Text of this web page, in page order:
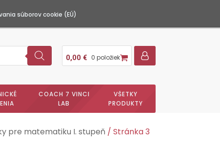
súborov cookie (EÚ)
0,00 € 0 položiek
COACH 7 VINCI
LAB
VŠETKY
PRODUKTY
pre matematiku I. stupeň / Stránka 3